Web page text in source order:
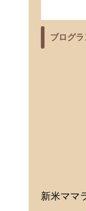
ブログラ
新米ママ